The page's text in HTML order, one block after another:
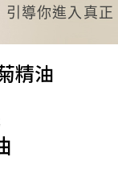
導你進入真正
精油